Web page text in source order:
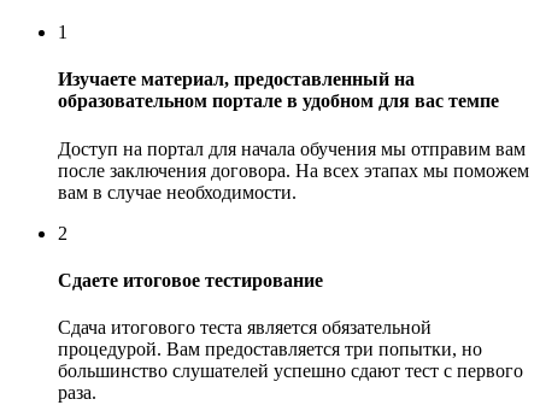
1
Изучаете материал, предоставленный на
образовательном портале в удобном для вас темпе
Доступ на портал для начала обучения мы отправим вам
после заключения договора. На всех этапах мы поможем
вам в случае необходимости.
2
Сдаете итоговое тестирование
Сдача итогового теста является обязательной
процедурой. Вам предоставляется три попытки, но
большинство слушателей успешно сдают тест с первого
раза.